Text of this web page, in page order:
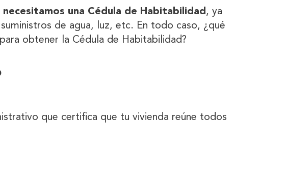
necesitamos una Cédula de Habitabilidad, ya
de agua, luz, etc. En todo caso, ¿qué
obtener la Cédula de Habitabilidad?
que certifica que tu vivienda reúne todos